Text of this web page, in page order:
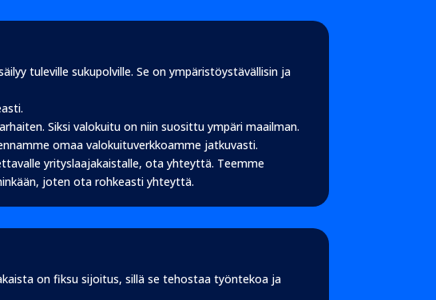
tuleville sukupolville. Se on ympäristöystävällisin ja
Siksi valokuitu on niin suosittu ympäri maailman.
omaa valokuituverkkoamme jatkuvasti.
yrityslaajakaistalle, ota yhteyttä. Teemme
joten ota rohkeasti yhteyttä.
on fiksu sijoitus, sillä se tehostaa työntekoa ja